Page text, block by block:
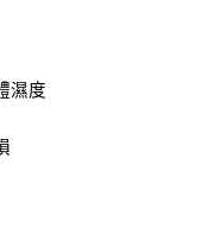
濕度